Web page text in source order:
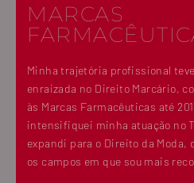
MARCAS
Minha trajetória profissional
enraizada no Direito Marcário,
às Marcas Farmacêuticas até
intensifiquei minha atuação no
expandi para o Direito da Moda,
os campos em que sou mais